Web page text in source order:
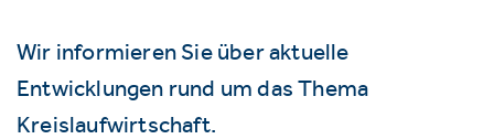
Wir informieren Sie über aktuelle
Entwicklungen rund um das Thema
Kreislaufwirtschaft.